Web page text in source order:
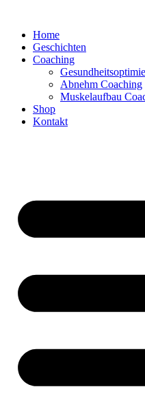
springenHome
Geschichten
Coaching
Abnehm Coaching
Muskelaufbau
Shop
Kontakt